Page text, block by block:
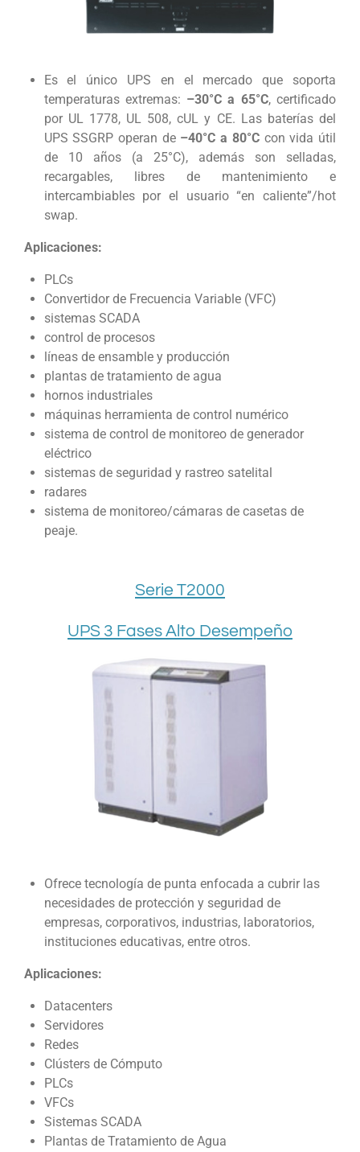
Es el único UPS en el mercado que soporta
temperaturas extremas: –30°C a 65°C, certificado
por UL 1778, UL 508, cUL y CE. Las baterías del
UPS SSGRP operan de –40°C a 80°C con vida útil
de 10 años (a 25°C), además son selladas,
recargables, libres de mantenimiento e
intercambiables por el usuario “en caliente”/hot
swap.
Aplicaciones:
PLCs
Convertidor de Frecuencia Variable (VFC)
sistemas SCADA
control de procesos
líneas de ensamble y producción
plantas de tratamiento de agua
hornos industriales
máquinas herramienta de control numérico
sistema de control de monitoreo de generador
eléctrico
sistemas de seguridad y rastreo satelital
radares
sistema de monitoreo/cámaras de casetas de
peaje.
Serie T2000
UPS 3 Fases Alto Desempeño
Ofrece tecnología de punta enfocada a cubrir las
necesidades de protección y seguridad de
empresas, corporativos, industrias, laboratorios,
instituciones educativas, entre otros.
Aplicaciones:
Datacenters
Servidores
Redes
Clústers de Cómputo
PLCs
VFCs
Sistemas SCADA
Plantas de Tratamiento de Agua